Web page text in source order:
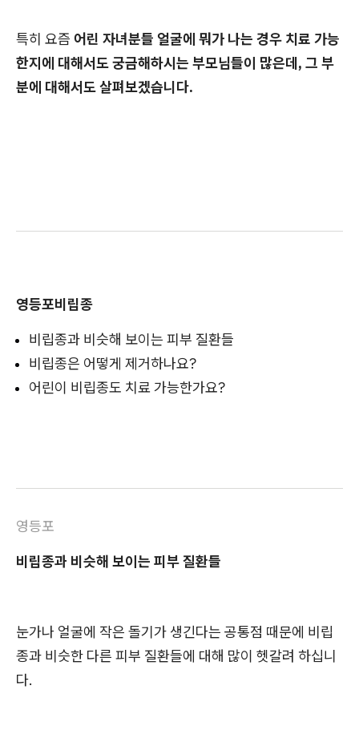
특히 요즘 어린 자녀분들 얼굴에 뭐가 나는 경우 치료 가능
한지에 대해서도 궁금해하시는 부모님들이 많은데, 그 부
분에 대해서도 살펴보겠습니다.
영등포비립종
비립종과 비슷해 보이는 피부 질환들
비립종은 어떻게 제거하나요?
어린이 비립종도 치료 가능한가요?
영등포
비립종과 비슷해 보이는 피부 질환들
눈가나 얼굴에 작은 돌기가 생긴다는 공통점 때문에 비립
종과 비슷한 다른 피부 질환들에 대해 많이 헷갈려 하십니
다.